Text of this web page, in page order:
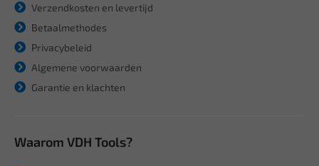
Verzendkosten en levertijd
Betaalmethodes
Privacybeleid
Algemene voorwaarden
Garantie en klachten
Waarom VDH Tools?